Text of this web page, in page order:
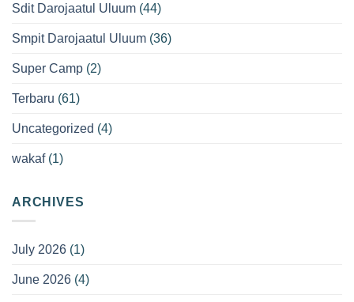
Sdit Darojaatul Uluum (44)
Smpit Darojaatul Uluum (36)
Super Camp (2)
Terbaru (61)
Uncategorized (4)
wakaf(1)
ARCHIVES
July 2026 (1)
June 2026 (4)